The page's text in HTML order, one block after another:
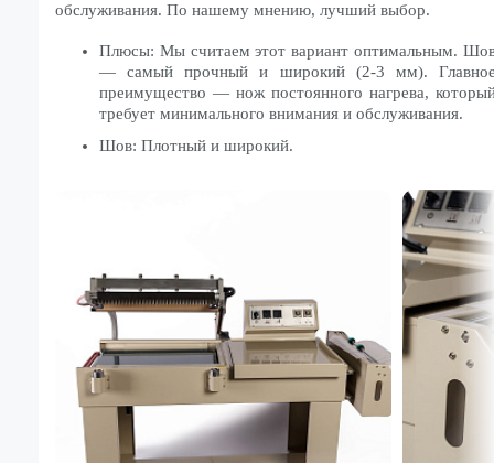
обслуживания. По нашему мнению, лучший выбор.
Плюсы: Мы считаем этот вариант оптимальным.
— самый прочный и широкий (2-3 мм).
преимущество — нож постоянного нагрева,
требует минимального внимания и обслуживания.
Шов: Плотный и широкий.